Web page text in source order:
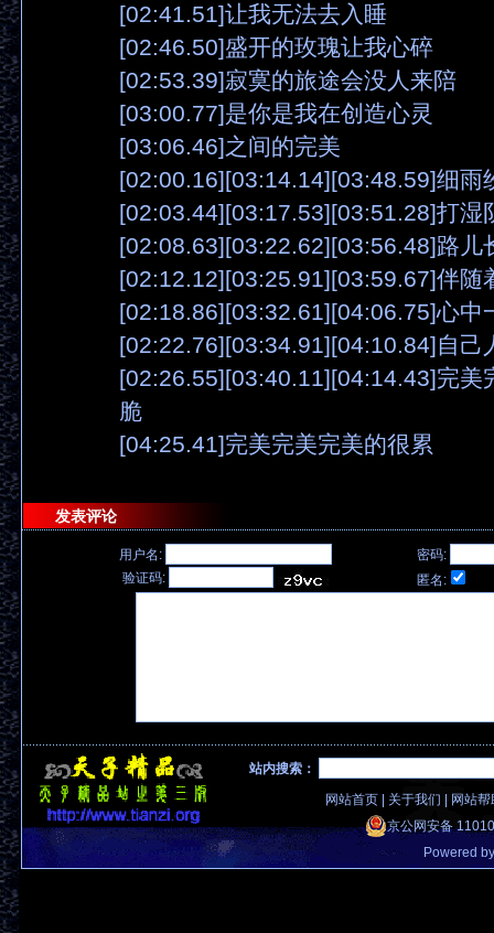
[02:41.51]让我无法去入睡
[02:46.50]盛开的玫瑰让我心碎
[02:53.39]寂寞的旅途会没人来陪
[03:00.77]是你是我在创造心灵
[03:06.46]之间的完美
[02:00.16][03:14.14][03:48.59]细雨
[02:03.44][03:17.53][03:51.28]打湿
[02:08.63][03:22.62][03:56.48]路儿
[02:12.12][03:25.91][03:59.67]伴随
[02:18.86][03:32.61][04:06.75]心中
[02:22.76][03:34.91][04:10.84]自己
[02:26.55][03:40.11][04:14.43]完美
脆
[04:25.41]完美完美完美的很累
发表评论
用户名:
密码:
验证码:
匿名:
站内搜索：
网站首页
关于我们
网站帮
京公网安备
Powered